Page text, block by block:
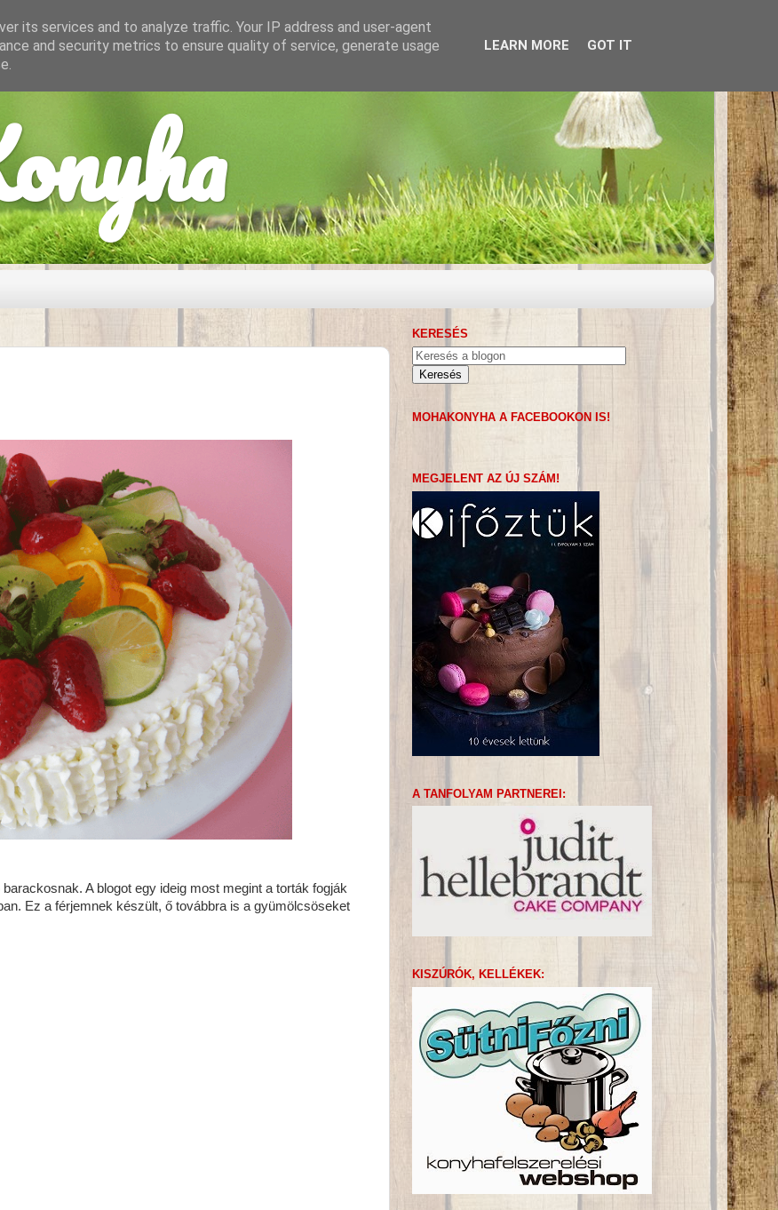
barackosnak. A blogot egy ideig most megint a torták fogják
Ez a férjemnek készült, ő továbbra is a gyümölcsöseket
KERESÉS
MOHAKONYHA A FACEBOOKON IS!
MEGJELENT AZ ÚJ SZÁM!
A TANFOLYAM PARTNEREI:
KISZÚRÓK, KELLÉKEK:
its services and to analyze traffic. Your IP address and user-agent
and security metrics to ensure quality of service, generate usage
LEARN MORE GOT IT